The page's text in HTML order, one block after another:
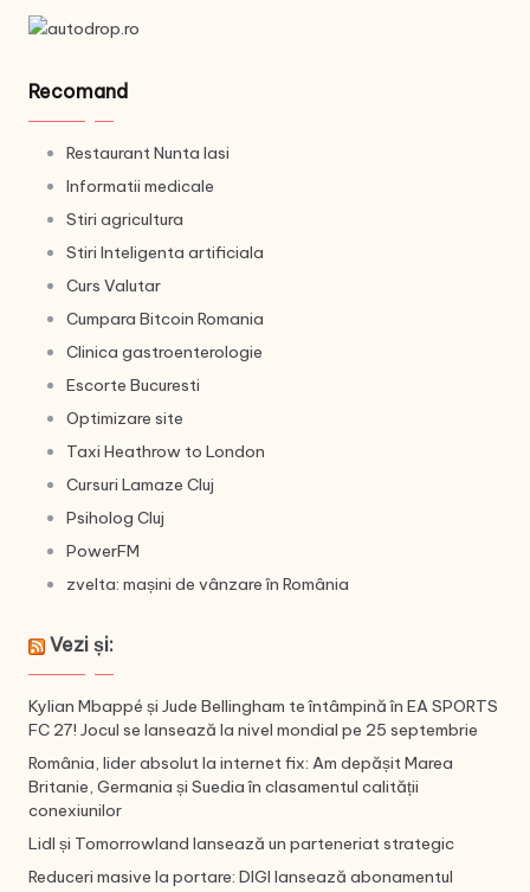
Recomand
Restaurant Nunta Iasi
Informatii medicale
Stiri agricultura
Stiri Inteligenta artificiala
Curs Valutar
Cumpara Bitcoin Romania
Clinica gastroenterologie
Escorte Bucuresti
Optimizare site
Taxi Heathrow to London
Cursuri Lamaze Cluj
Psiholog Cluj
PowerFM
zvelta: mașini de vânzare în România
Vezi și:
Kylian Mbappé și Jude Bellingham te întâmpină în EA SPORTS
FC 27! Jocul se lansează la nivel mondial pe 25 septembrie
România, lider absolut la internet fix: Am depășit Marea
Britanie, Germania și Suedia în clasamentul calității
conexiunilor
Lidl și Tomorrowland lansează un parteneriat strategic
Reduceri masive la portare: DIGI lansează abonamentul